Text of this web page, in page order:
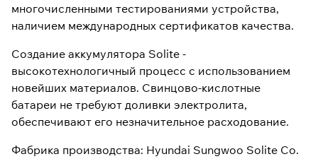
многочисленными тестированиями устройства,
наличием международных сертификатов качества.
Создание аккумулятора Solite -
высокотехнологичный процесс с использованием
новейших материалов. Свинцово-кислотные
батареи не требуют доливки электролита,
обеспечивают его незначительное расходование.
Фабрика производства: Hyundai Sungwoo Solite Co.